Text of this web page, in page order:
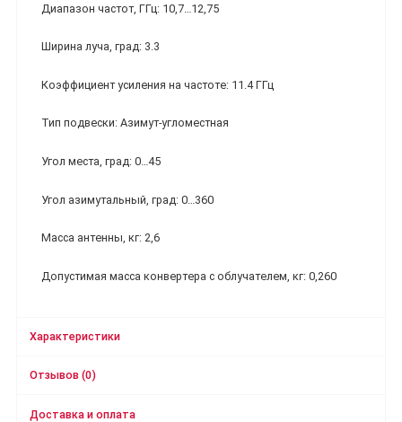
Диапазон частот, ГГц: 10,7…12,75
Ширина луча, град: 3.3
Коэффициент усиления на частоте: 11.4 ГГц
Тип подвески: Азимут-угломестная
Угол места, град: 0…45
Угол азимутальный, град: 0…360
Масса антенны, кг: 2,6
Допустимая масса конвертера с облучателем, кг: 0,260
Характеристики
Отзывов (0)
Доставка и оплата